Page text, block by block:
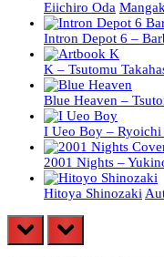
Eiichiro Oda
Intron Depot 6 –
K – Tsutomu
Blue Heaven –
I Ueo Boy – Ryoichi
2001 Nights –
Hitoya Shinozaki
prev next